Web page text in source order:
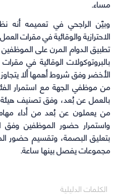
مساء.
وبيّن الراجحي في تعميمه أنه
الاحترازية والوقائية في مقرات
تطبيق الدوام المرن على الموظفين
بالبروتوكولات الوقائية في
من موظفي الجهة مع استمرار
بالعمل عن بُعد، وفق تصنيف هيئة
من يعملون عن بُعد من أداء
واستمرار حضور الموظفين وفق
مجموعات يفصل بينها ساعة.
الكلمات الدليلية